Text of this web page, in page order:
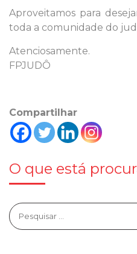
Aproveitamos para
toda a comunidade do
Atenciosamente.
FPJUDÔ
Compartilhar
O que está